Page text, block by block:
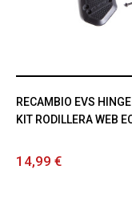
RECAMBIO EVS
KIT RODILLERA WEB
14,99 €